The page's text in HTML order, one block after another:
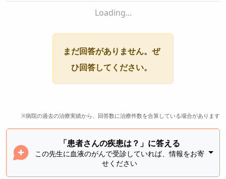
Loading...
※病院の過去の治療実績から、回答数に治療件数を合算している場合があります
「患者さんの疾患は？」に答える
この先生に血液のがんで受診していれば、情報をお寄
せください
まだ回答がありません。ぜ
ひ回答してください。